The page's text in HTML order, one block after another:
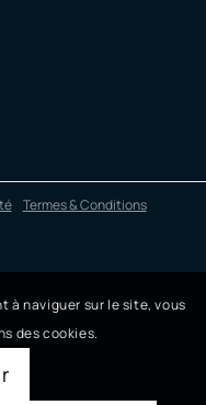
Termes & Conditions
à naviguer sur le site, vous
des cookies.